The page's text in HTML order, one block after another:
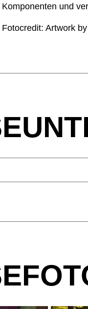
Komponenten und
Fotocredit: Artwork